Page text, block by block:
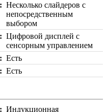
Несколько слайдеров с
непосредственным
выбором
Цифровой дисплей с
сенсорным управлением
Есть
Есть
Индукционная